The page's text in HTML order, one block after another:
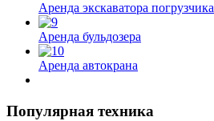
Аренда экскаватора погрузчика
Аренда бульдозера
Аренда автокрана
Популярная техника